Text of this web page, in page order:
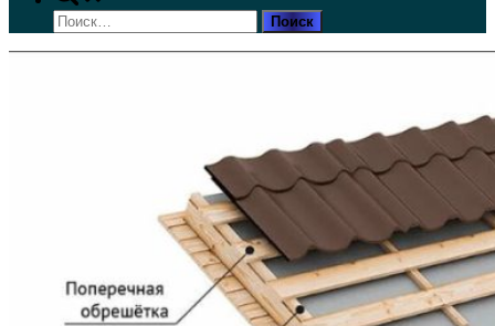
search
form
Найти: